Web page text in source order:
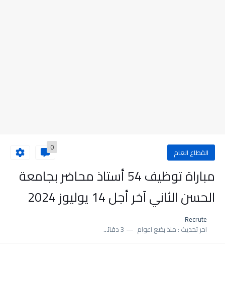
القطاع العام 0
مباراة توظيف 54 أستاذ محاضر بجامعة
الحسن الثاني آخر أجل 14 يوليوز 2024
Recrute
اخر تحديث : منذ بضع اعوام 3 دقائق للقراءة